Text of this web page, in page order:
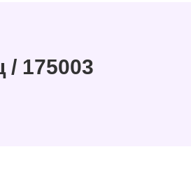
/ 175003